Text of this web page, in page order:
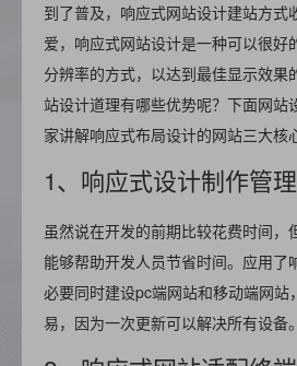
到了普及，响应式网站设计建站方式
爱，响应式网站设计是一种可以很好
分辨率的方式，以达到最佳显示效果
站设计道理有哪些优势呢？下面网站
家讲解响应式布局设计的网站三大核
1、响应式设计制作管
虽然说在开发的前期比较花费时间，
能够帮助开发人员节省时间。应用了
必要同时建设pc端网站和移动端网站
易，因为一次更新可以解决所有设备。